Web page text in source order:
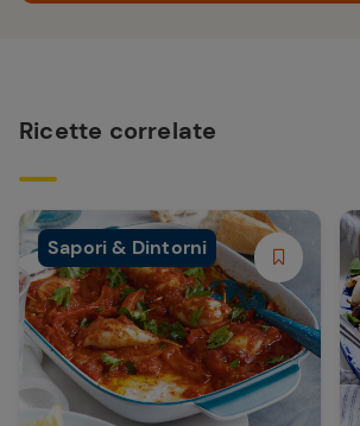
Ricette correlate
Sapori & Dintorni